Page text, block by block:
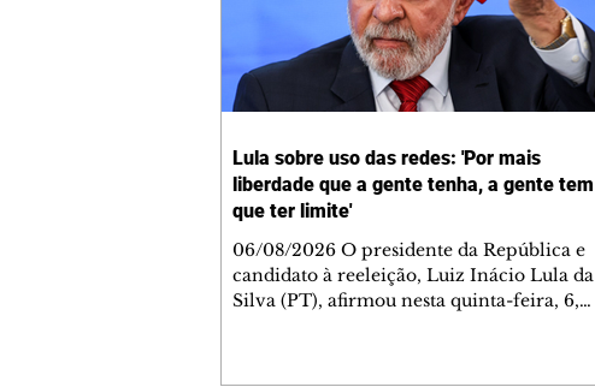
Lula sobre uso das redes: 'Por mais
liberdade que a gente tenha, a gente tem
que ter limite'
06/08/2026 O presidente da República e
candidato à reeleição, Luiz Inácio Lula da
Silva (PT), afirmou nesta quinta-feira, 6,